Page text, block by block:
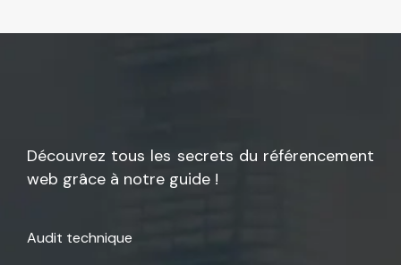
Découvrez tous les secrets du référencement
web grâce à notre guide !
Audit technique